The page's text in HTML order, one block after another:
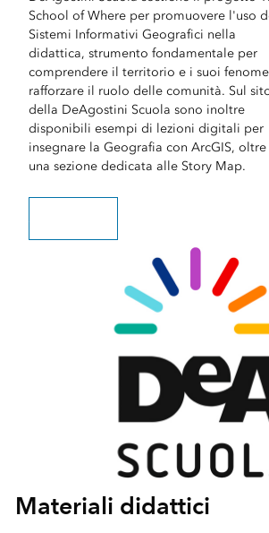
School of Where per promuovere l'uso
Sistemi Informativi Geografici nella
didattica, strumento fondamentale per
comprendere il territorio e i suoi
rafforzare il ruolo delle comunità. Sul
della DeAgostini Scuola sono inoltre
disponibili esempi di lezioni digitali per
insegnare la Geografia con ArcGIS, oltre
una sezione dedicata alle Story Map.
Materiali didattici